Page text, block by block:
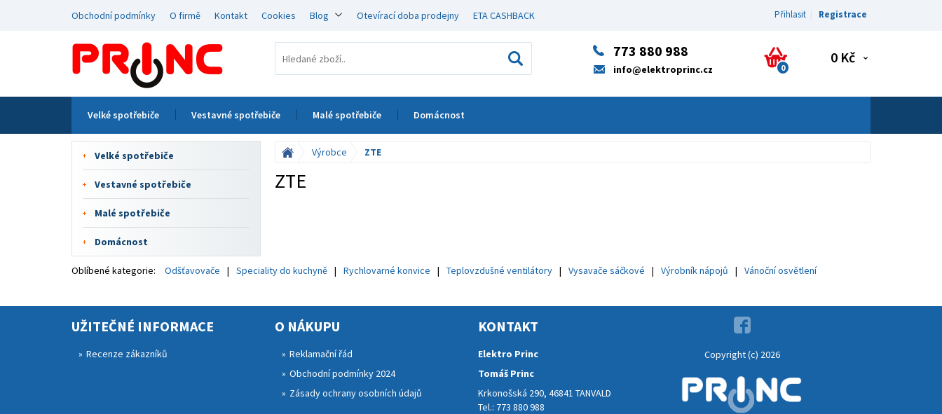
Obchodní podmínky O firmě Kontakt Cookies Blog Otevírací doba prodejny ETA CASHBACK Přihlasit Registrace
773 880 988
info@elektroprinc.cz 0
0 Kč
Velké spotřebiče Vestavné spotřebiče Malé spotřebiče Domácnost
Velké spotřebiče
Vestavné spotřebiče
Malé spotřebiče
Domácnost
Výrobce ZTE
ZTE
Oblíbené kategorie: Odšťavovače Speciality do kuchyně Rychlovarné konvice Teplovzdušné ventilátory Vysavače sáčkové Výrobník nápojů Vánoční osvětlení
UŽITEČNÉ INFORMACE
Recenze zákazníků
O NÁKUPU
Reklamační řád
Obchodní podmínky 2024
Zásady ochrany osobních údajů
KONTAKT
Elektro Princ
Tomáš Princ
Krkonošská 290, 46841 TANVALD
Tel.: 773 880 988
Copyright (c) 2026